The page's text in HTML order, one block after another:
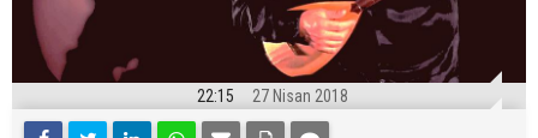
22:15 27 Nisan 2018